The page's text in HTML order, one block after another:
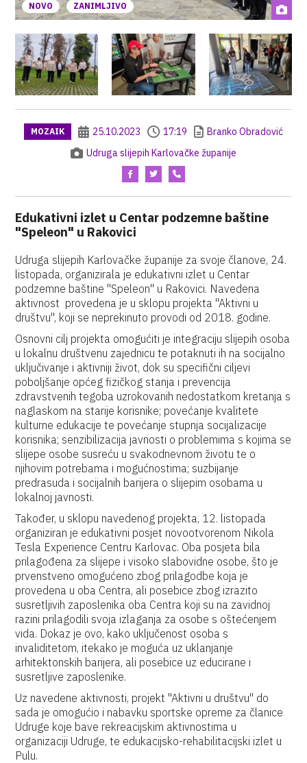
NOVO ZANIMLJIVO
MOZAIK 25.10.2023 17:19
Branko Obradović
Udruga slijepih Karlovačke županije
Edukativni izlet u Centar podzemne baštine
"Speleon" u Rakovici
Udruga slijepih Karlovačke županije za svoje članove, 24.
listopada, organizirala je edukativni izlet u Centar
podzemne baštine "Speleon" u Rakovici. Navedena
aktivnost provedena je u sklopu projekta "Aktivni u
društvu", koji se neprekinuto provodi od 2018. godine.
Osnovni cilj projekta omogućiti je integraciju slijepih osoba
u lokalnu društvenu zajednicu te potaknuti ih na socijalno
uključivanje i aktivniji život, dok su specifični ciljevi
poboljšanje općeg fizičkog stanja i prevencija
zdravstvenih tegoba uzrokovanih nedostatkom kretanja s
naglaskom na starije korisnike; povećanje kvalitete
kulturne edukacije te povećanje stupnja socijalizacije
korisnika; senzibilizacija javnosti o problemima s kojima se
slijepe osobe susreću u svakodnevnom životu te o
njihovim potrebama i mogućnostima; suzbijanje
predrasuda i socijalnih barijera o slijepim osobama u
lokalnoj javnosti.
Također, u sklopu navedenog projekta, 12. listopada
organiziran je edukativni posjet novootvorenom Nikola
Tesla Experience Centru Karlovac. Oba posjeta bila
prilagođena za slijepe i visoko slabovidne osobe, što je
prvenstveno omogućeno zbog prilagodbe koja je
provedena u oba Centra, ali posebice zbog izrazito
susretljivih zaposlenika oba Centra koji su na zavidnoj
razini prilagodili svoja izlaganja za osobe s oštećenjem
vida. Dokaz je ovo, kako uključenost osoba s
invaliditetom, itekako je moguća uz uklanjanje
arhitektonskih barijera, ali posebice uz educirane i
susretljive zaposlenike.
Uz navedene aktivnosti, projekt "Aktivni u društvu" do
sada je omogućio i nabavku sportske opreme za članice
Udruge koje bave rekreacijskim aktivnostima u
organizaciji Udruge, te edukacijsko-rehabilitacijski izlet u
Pulu.